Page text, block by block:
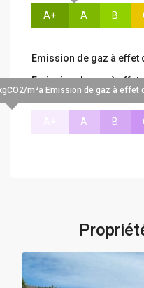
A+ A B
Emission de gaz à effet
Emission de gaz à effet
m²a Emission de gaz à effet
A B